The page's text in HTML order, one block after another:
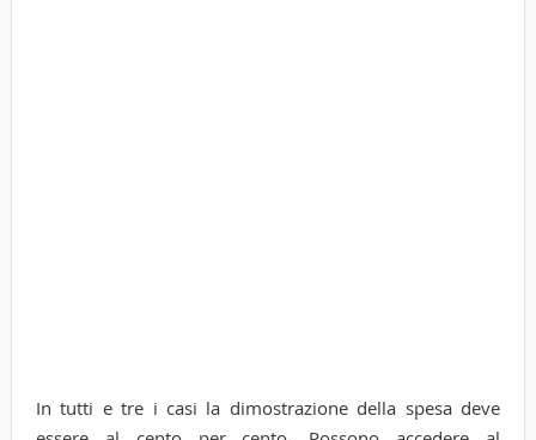
In tutti e tre i casi la dimostrazione della spesa deve